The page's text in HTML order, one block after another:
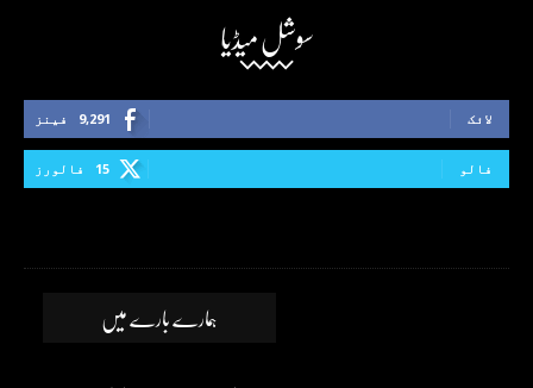
سوشل میڈیا
9,291 فینز لائک
15 فالورز فالو
ہمارے بارے میں